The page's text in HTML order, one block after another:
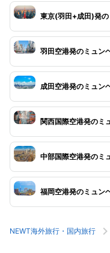
東京(羽田+成田)発
羽田空港発のミュン
成田空港発のミュン
関西国際空港発のミ
中部国際空港発のミ
福岡空港発のミュン
NEWT海外旅行・国内旅行